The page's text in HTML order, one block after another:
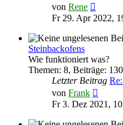
von Rene
Beitrag
Fr 29. Apr 2022,
Steinbackofens
Wie funktioniert was?
Themen: 8, Beiträge: 130
Letzter Beitrag
von Frank
Fr 3. Dez 2021,